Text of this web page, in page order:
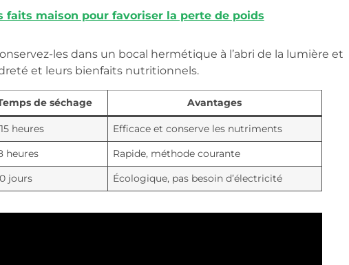
faits maison pour favoriser la perte de poids
les dans un bocal hermétique à l’abri de la lumière et
et leurs bienfaits nutritionnels.
de séchage Avantages
heures
Efficace et conserve les nutriments
heures
Rapide, méthode courante
jours Écologique, pas besoin d’électricité